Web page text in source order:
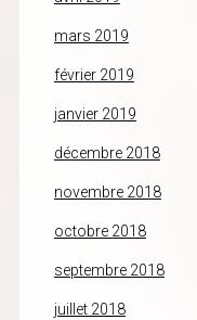
mars 2019
février 2019
janvier 2019
décembre 2018
novembre 2018
octobre 2018
septembre 2018
juillet 2018